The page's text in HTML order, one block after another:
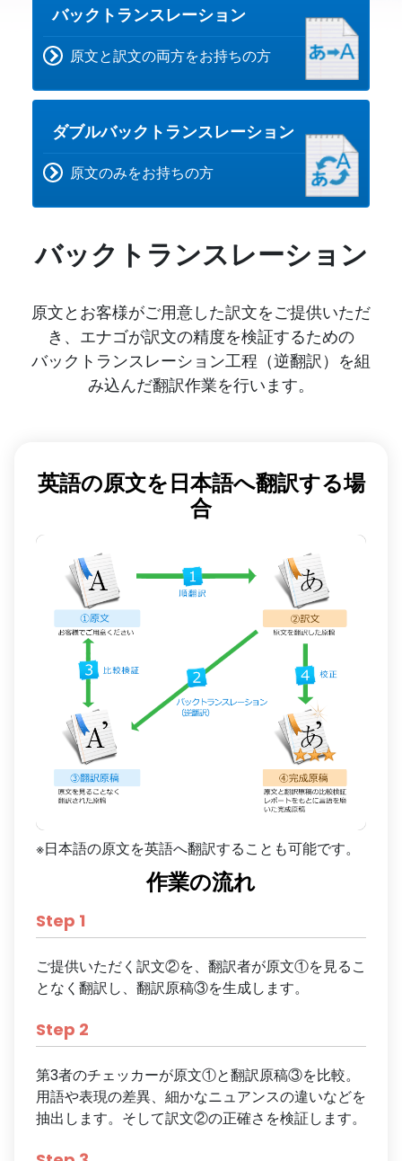
バックトランスレーション
原文と訳文の両方をお持ちの方
ダブルバックトランスレーション
原文のみをお持ちの方
バックトランスレーション
原文とお客様がご用意した訳文をご提供いただ
き、エナゴが訳文の精度を検証するための
バックトランスレーション工程（逆翻訳）を組
み込んだ翻訳作業を行います。
英語の原文を日本語へ翻訳する場
合
※日本語の原文を英語へ翻訳することも可能です。
作業の流れ
Step 1
ご提供いただく訳文②を、翻訳者が原文①を見るこ
となく翻訳し、翻訳原稿③を生成します。
Step 2
第3者のチェッカーが原文①と翻訳原稿③を比較。
用語や表現の差異、細かなニュアンスの違いなどを
抽出します。そして訳文②の正確さを検証します。